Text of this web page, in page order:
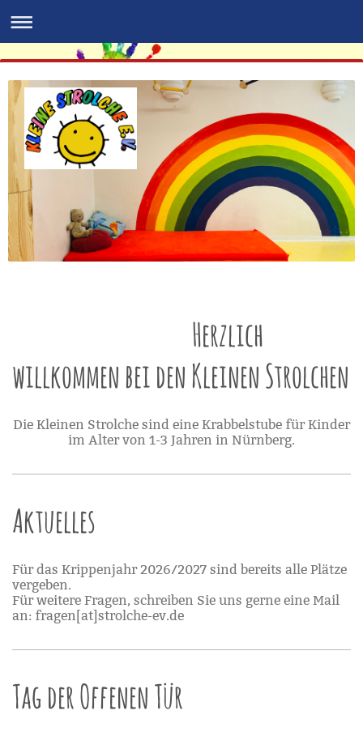
Herzlich
willkommen bei den Kleinen Strolchen
Die Kleinen Strolche sind eine Krabbelstube für Kinder
im Alter von 1-3 Jahren in Nürnberg.
Aktuelles
Für das Krippenjahr 2026/2027 sind bereits alle Plätze
vergeben.
Für weitere Fragen, schreiben Sie uns gerne eine Mail
an: fragen[at]strolche-ev.de
Tag der Offenen Tür